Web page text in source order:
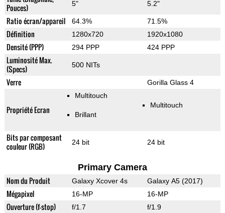
Pouces)
5" 5.2"
Ratio écran/appareil 64.3% 71.5%
Définition 1280x720 1920x1080
Densité (PPP) 294 PPP 424 PPP
Luminosité Max.
(Specs)
500 NITs
Verre Gorilla Glass 4
Propriété Ecran
Multitouch
Brillant
Multitouch
Bits par composant
couleur (RGB)
24 bit 24 bit
Primary Camera
Nom du Produit Galaxy Xcover 4s Galaxy A5 (2017)
Mégapixel 16-MP 16-MP
Ouverture (f-stop) f/1.7 f/1.9